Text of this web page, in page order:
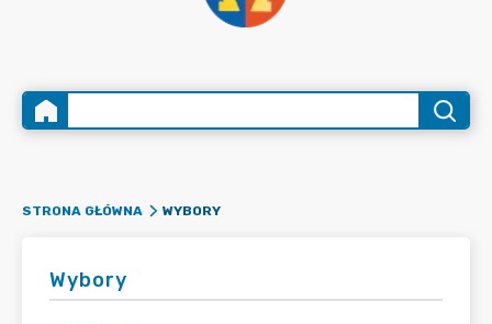
STRONA GŁÓWNA WYBORY
Wybory